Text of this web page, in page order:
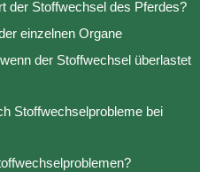
der Stoffwechsel des Pferdes?
einzelnen Organe
der Stoffwechsel überlastet
Stoffwechselprobleme bei